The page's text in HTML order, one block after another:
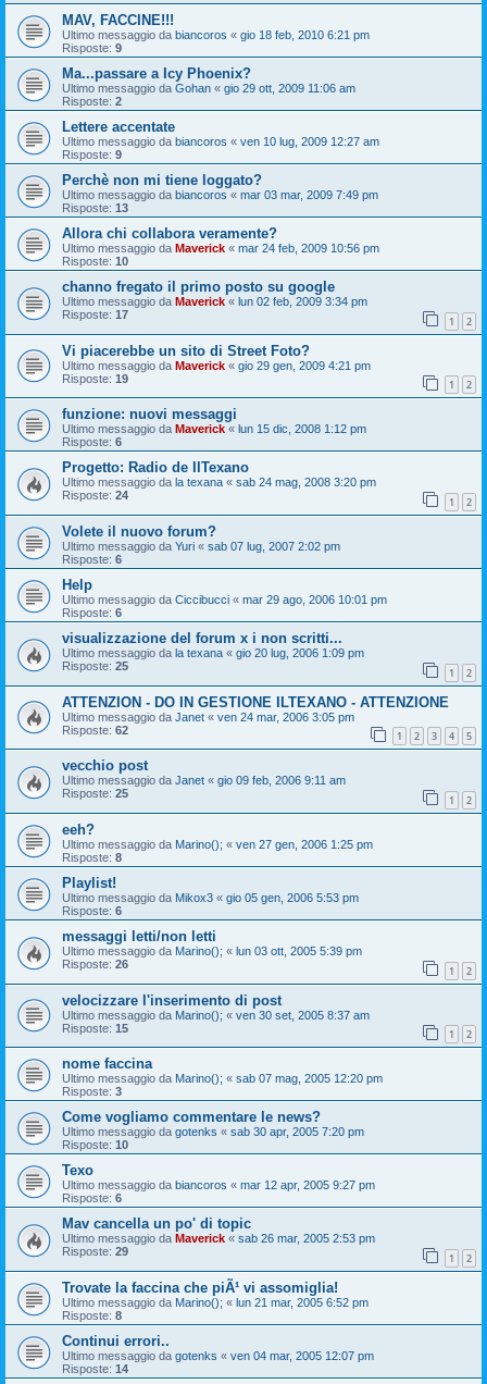
MAV, FACCINE!!!
Ultimo messaggio da biancoros « gio 18 feb, 2010 6:21 pm
Risposte: 9
Ma...passare a Icy Phoenix?
Ultimo messaggio da Gohan « gio 29 ott, 2009 11:06 am
Risposte: 2
Lettere accentate
Ultimo messaggio da biancoros « ven 10 lug, 2009 12:27 am
Risposte: 9
Perchè non mi tiene loggato?
Ultimo messaggio da biancoros « mar 03 mar, 2009 7:49 pm
Risposte: 13
Allora chi collabora veramente?
Ultimo messaggio da Maverick « mar 24 feb, 2009 10:56 pm
Risposte: 10
channo fregato il primo posto su google
Ultimo messaggio da Maverick « lun 02 feb, 2009 3:34 pm
Risposte: 17 1 2
Vi piacerebbe un sito di Street Foto?
Ultimo messaggio da Maverick « gio 29 gen, 2009 4:21 pm
Risposte: 19 1 2
funzione: nuovi messaggi
Ultimo messaggio da Maverick « lun 15 dic, 2008 1:12 pm
Risposte: 6
Progetto: Radio de IlTexano
Ultimo messaggio da la texana « sab 24 mag, 2008 3:20 pm
Risposte: 24 1 2
Volete il nuovo forum?
Ultimo messaggio da Yuri « sab 07 lug, 2007 2:02 pm
Risposte: 6
Help
Ultimo messaggio da Ciccibucci « mar 29 ago, 2006 10:01 pm
Risposte: 6
visualizzazione del forum x i non scritti...
Ultimo messaggio da la texana « gio 20 lug, 2006 1:09 pm
Risposte: 25 1 2
ATTENZION - DO IN GESTIONE ILTEXANO - ATTENZIONE
Ultimo messaggio da Janet « ven 24 mar, 2006 3:05 pm
Risposte: 62 1 2 3 4 5
vecchio post
Ultimo messaggio da Janet « gio 09 feb, 2006 9:11 am
Risposte: 25 1 2
eeh?
Ultimo messaggio da Marino(); « ven 27 gen, 2006 1:25 pm
Risposte: 8
Playlist!
Ultimo messaggio da Mikox3 « gio 05 gen, 2006 5:53 pm
Risposte: 6
messaggi letti/non letti
Ultimo messaggio da Marino(); « lun 03 ott, 2005 5:39 pm
Risposte: 26 1 2
velocizzare l'inserimento di post
Ultimo messaggio da Marino(); « ven 30 set, 2005 8:37 am
Risposte: 15 1 2
nome faccina
Ultimo messaggio da Marino(); « sab 07 mag, 2005 12:20 pm
Risposte: 3
Come vogliamo commentare le news?
Ultimo messaggio da gotenks « sab 30 apr, 2005 7:20 pm
Risposte: 10
Texo
Ultimo messaggio da biancoros « mar 12 apr, 2005 9:27 pm
Risposte: 6
Mav cancella un po' di topic
Ultimo messaggio da Maverick « sab 26 mar, 2005 2:53 pm
Risposte: 29 1 2
Trovate la faccina che piÃ¹ vi assomiglia!
Ultimo messaggio da Marino(); « lun 21 mar, 2005 6:52 pm
Risposte: 8
Continui errori..
Ultimo messaggio da gotenks « ven 04 mar, 2005 12:07 pm
Risposte: 14